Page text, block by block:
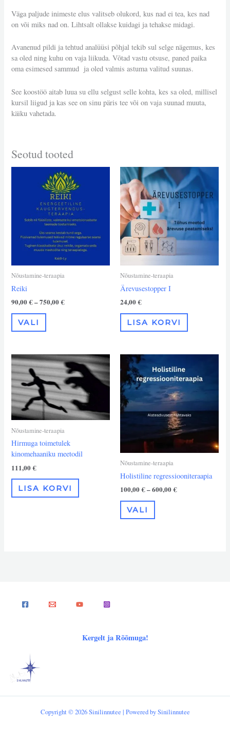
Väga paljude inimeste elus valitseb olukord, kus nad ei tea, kes nad
on või miks nad on. Lihtsalt ollakse kuidagi ja tehakse midagi.
Avanenud pildi ja tehtud analüüsi põhjal tekib sul selge nägemus, kes
sa oled ning kuhu on vaja liikuda. Võtad vastu otsuse, paned paika
oma esimesed sammud ja oled valmis astuma valitud suunas.
See koostöö aitab luua su ellu selgust selle kohta, kes sa oled, millisel
kursil liigud ja kas see on sinu päris tee või on vaja suunad muuta,
käiku vahetada.
Seotud tooted
Nõustamine-teraapia
Reiki
90,00€–750,00€
Hinnavahemik:
90,00 €
kuni
750,00 €
VALI
Sellel
tootel
on
mitu
varianti.
Valikuid
saab
teha
tootelehel.
Nõustamine-teraapia
Ärevusestopper I
24,00€
LISA KORVI
Nõustamine-teraapia
Hirmuga toimetulek
kinomehaaniku meetodil
111,00€
LISA KORVI
Nõustamine-teraapia
Holistiline regressiooniteraapia
100,00€–600,00€
100,00 €
kuni
600,00 €
VALI
tootel
on
mitu
varianti.
Valikuid
tootelehel.
Kergelt ja Rõõmuga!
Copyright © 2026 Sinilinnutee | Powered by Sinilinnutee